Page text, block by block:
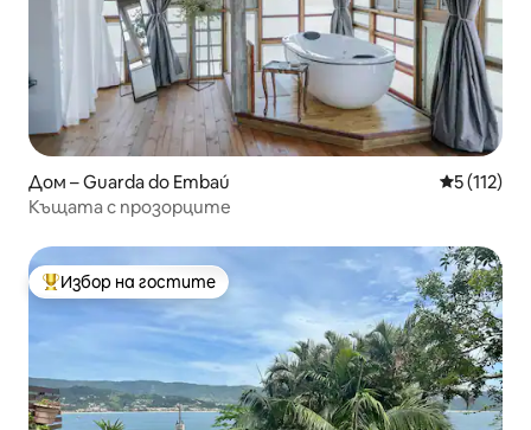
Дом – Guarda do Embaú Средна
5 (112)
Къщата с прозорците
Най-популярен избор на гостите
Избор на гостите